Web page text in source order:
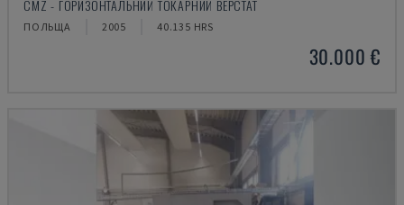
CMZ - ГОРИЗОНТАЛЬНИЙ ТОКАРНИЙ ВЕРСТАТ
ПОЛЬЩА 2005 40.135 HRS
30.000 €